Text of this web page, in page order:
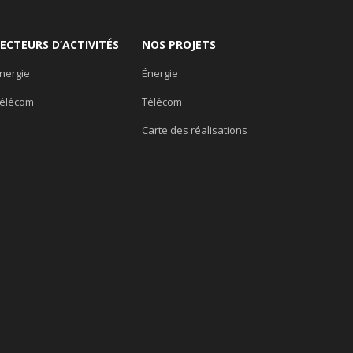
D’ACTIVITÉS NOS PROJETS
Énergie
Télécom
Carte des réalisations